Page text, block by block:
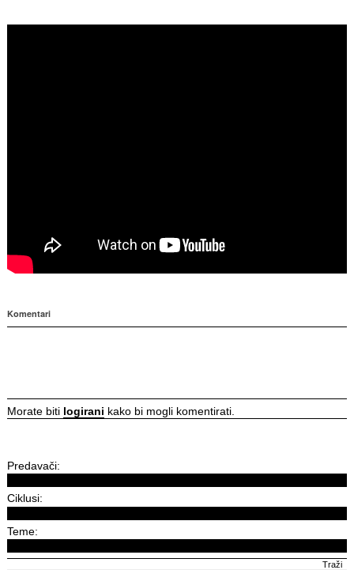
Komentari
Morate biti logirani kako bi mogli komentirati.
Predavači:
Ciklusi:
Teme: